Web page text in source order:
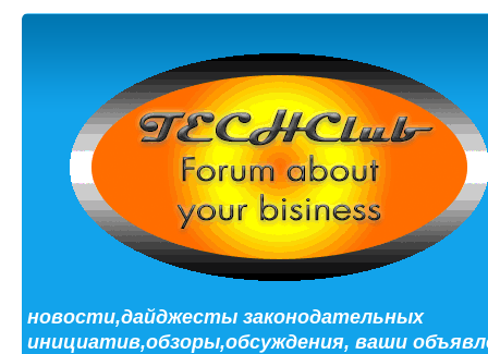
новости,дайджесты законодательных
инициатив,обзоры,обсуждения, ваши